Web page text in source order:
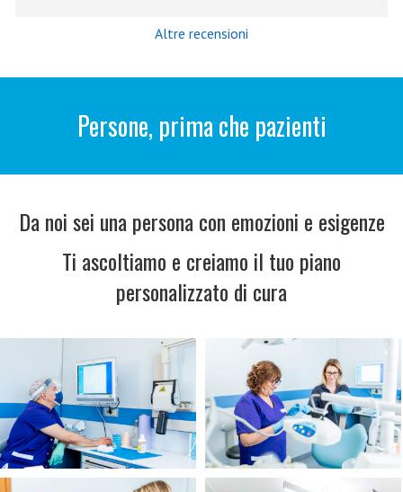
Altre recensioni
Persone, prima che pazienti
Da noi sei una persona con emozioni e esigenze
Ti ascoltiamo e creiamo il tuo piano
personalizzato di cura